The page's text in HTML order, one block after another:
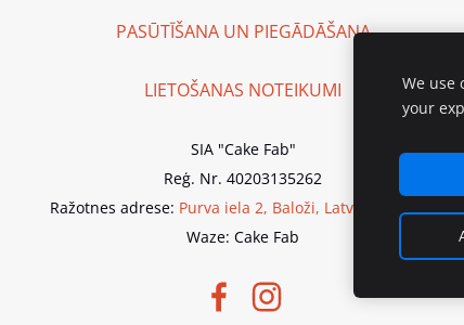
PASŪTĪŠANA UN PIEGĀDĀŠANA
LIETOŠANAS NOTEIKUMI
SIA "Cake Fab"
Reģ. Nr. 40203135262
Ražotnes adrese: Purva iela 2, Baloži, Latvija, LV-2112
Waze: Cake Fab
We use
your